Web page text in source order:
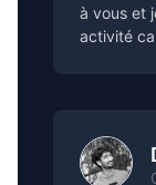
à vous et
activité